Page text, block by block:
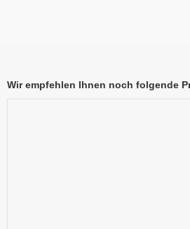
Wir empfehlen Ihnen noch folgende